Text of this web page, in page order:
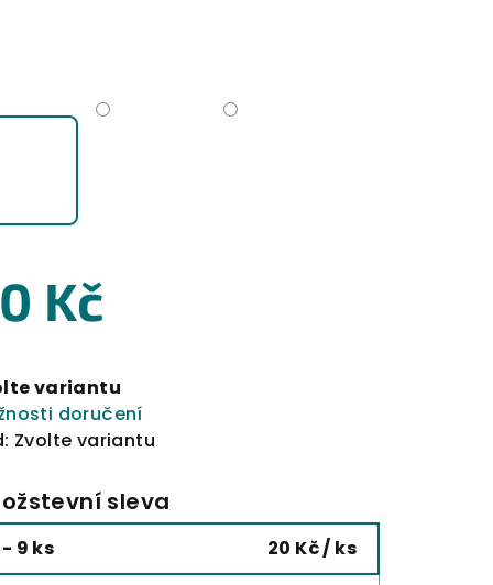
Kč
variantu
doručení
Zvolte variantu
sleva
- 9 ks 20 Kč/ ks